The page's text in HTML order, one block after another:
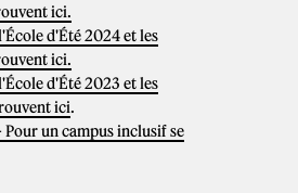
ici.
d'Été 2024 et les
ici.
d'Été 2023 et les
ici.
un campus inclusif se